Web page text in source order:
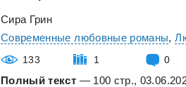
Сира Грин
Современные любовные романы,
133 1 0
Полный текст — 100 стр.,